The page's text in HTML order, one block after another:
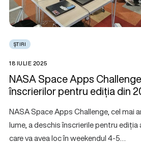
ȘTIRI
18 IULIE 2025
NASA Space Apps
înscrierilor pentru ediția din
NASA Space Apps Challenge, cel mai
lume, a deschis înscrierile pentru
care va avea loc în weekendul 4-5…